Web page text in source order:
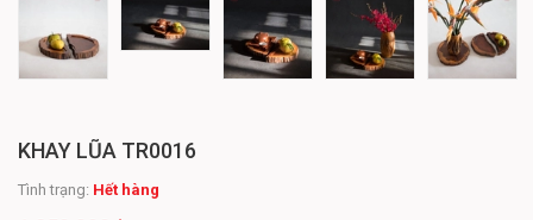
KHAY LŨA TR0016
Tình trạng: Hết hàng